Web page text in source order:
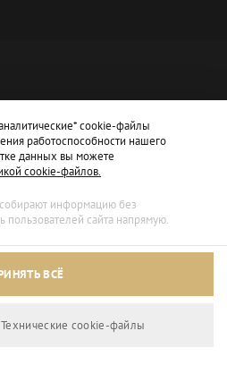
режим
cookie-файлы
работоспособности нашего
данных вы можете
cookie-файлов.
информацию без
сайта напрямую.
ВСЁ
сookie-файлы